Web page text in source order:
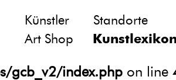
variable: atts in
d13550920/htdocs/
gcb_v2/index.php on line
Künstler
Standorte
Art Shop